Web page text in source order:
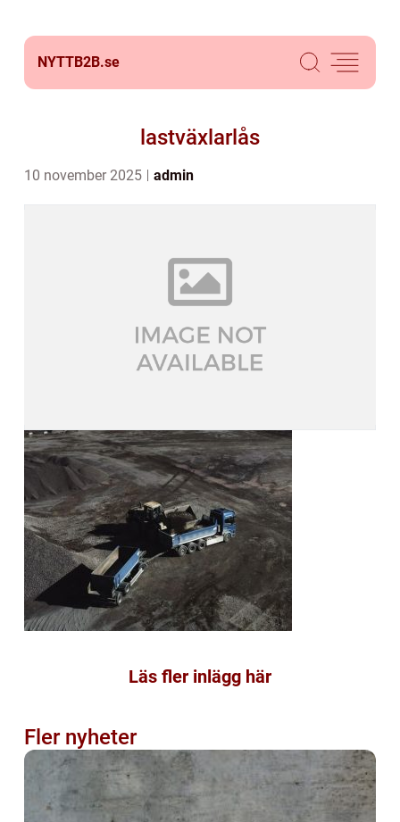
NYTTB2B.se
lastväxlarlås
10 november 2025 admin
Läs fler inlägg här
Fler nyheter